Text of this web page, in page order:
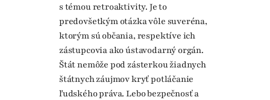
s témou retroaktivity. Je to
predovšetkým otázka vôle suveréna,
ktorým sú občania, respektíve ich
zástupcovia ako ústavodarný orgán.
Štát nemôže pod zásterkou žiadnych
štátnych záujmov kryť potláčanie
ľudského práva. Lebo bezpečnosť a